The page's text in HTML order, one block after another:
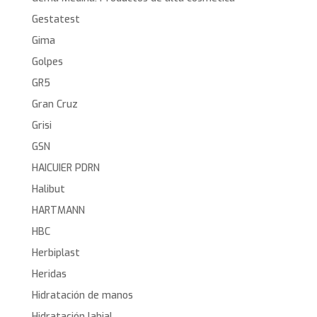
Gestatest
Gima
Golpes
GR5
Gran Cruz
Grisi
GSN
HAICUIER PDRN
Halibut
HARTMANN
HBC
Herbiplast
Heridas
Hidratación de manos